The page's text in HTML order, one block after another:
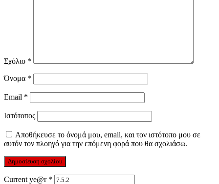
Σχόλιο *
Όνομα *
Email *
Ιστότοπος
Αποθήκευσε το όνομά μου, email, και τον ιστότοπο μου σε
αυτόν τον πλοηγό για την επόμενη φορά που θα σχολιάσω.
Current ye@r *